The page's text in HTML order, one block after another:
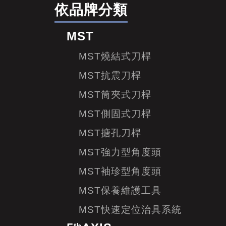
依品牌分類
MST
MST燒結式刀桿
MST抗震刀桿
MST筒夾式刀桿
MST側固式刀桿
MST搪孔刀桿
MST強力型角度頭
MST袖珍型角度頭
MST保養維護工具
MST快速定位治具系統